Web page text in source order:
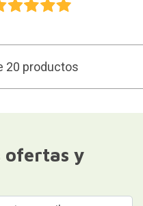
20 productos
ofertas y